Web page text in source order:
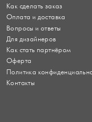
Как сделать заказ
Оплата и доставка
Вопросы и ответы
Для дизайнеров
Как стать партнёром
Оферта
Политика
Контакты